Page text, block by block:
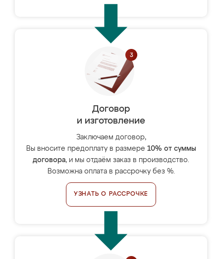
Договор
и изготовление
Заключаем договор,
Вы вносите предоплату в размере 10% от суммы
договора, и мы отдаём заказ в производство.
Возможна оплата в рассрочку без %.
УЗНАТЬ О РАССРОЧКЕ